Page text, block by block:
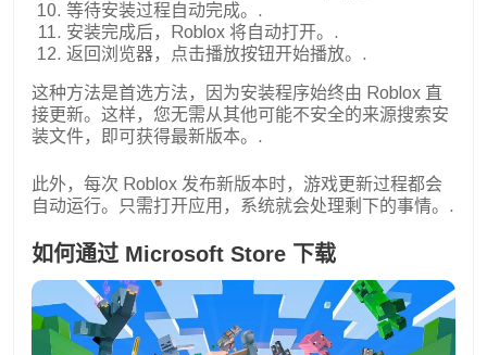
等待安装过程自动完成。.
安装完成后，Roblox 将自动打开。.
返回浏览器，点击播放按钮开始播放。.
这种方法是首选方法，因为安装程序始终由 Roblox 直
接更新。这样，您无需从其他可能不安全的来源搜索安
装文件，即可获得最新版本。.
此外，每次 Roblox 发布新版本时，游戏更新过程都会
自动运行。只需打开应用，系统就会处理剩下的事情。.
如何通过 Microsoft Store 下载